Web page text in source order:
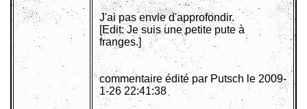
J'ai pas envie d'approfondir.
[Edit: Je suis une petite pute à
franges.]
commentaire édité par Putsch le 2009-
1-26 22:41:38